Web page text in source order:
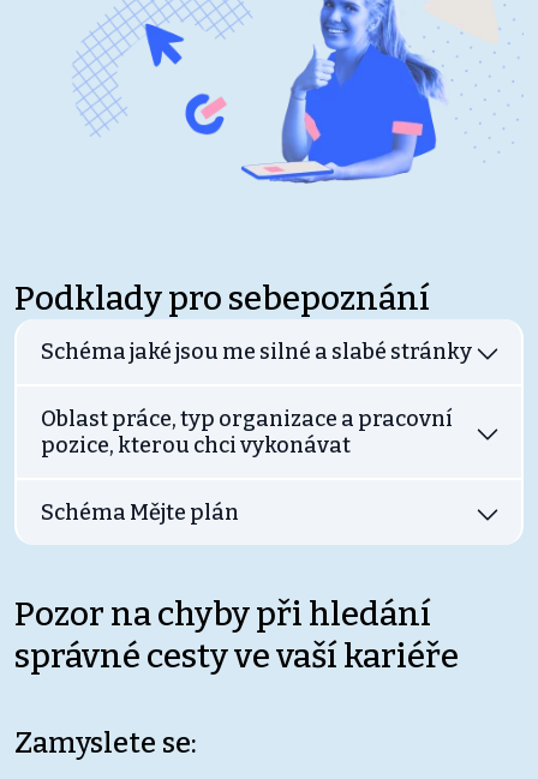
Podklady pro sebepoznání
Schéma jaké jsou me silné a slabé stránky
Oblast práce, typ organizace a pracovní
pozice, kterou chci vykonávat
Schéma Mějte plán
Pozor na chyby při hledání
správné cesty ve vaší kariéře
Zamyslete se: